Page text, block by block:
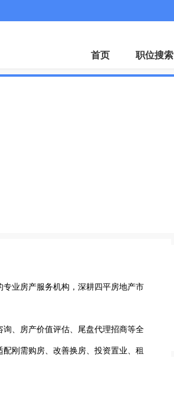
首页 职位搜索
业房产服务机构，深耕四平房地产市
、房产价值评估、尾盘代理招商等全
刚需购房、改善换房、投资置业、租
地楼市政策、房源行情的资深经纪人